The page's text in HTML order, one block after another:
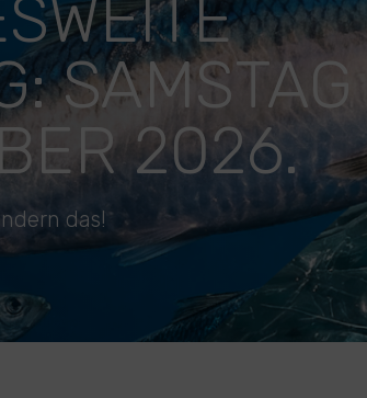
SAMSTAG
2026.
das!